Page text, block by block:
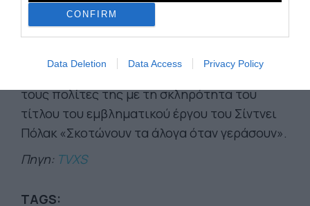
CONFIRM
Data Deletion Data Access Privacy Policy
χάσμα μεταξύ μιας Ευρώπης που
προστατεύει τον πολίτη και ενός ελληνικού
κράτους που φαίνεται να έχει ξεχάσει τη
βασική του αποστολή. Που αντιμετωπίζει
τους πολίτες της με τη σκληρότητα του
τίτλου του εμβληματικού έργου του Σίντνει
Πόλακ «Σκοτώνουν τα άλογα όταν γεράσουν».
Πηγη: TVXS
TAGS: